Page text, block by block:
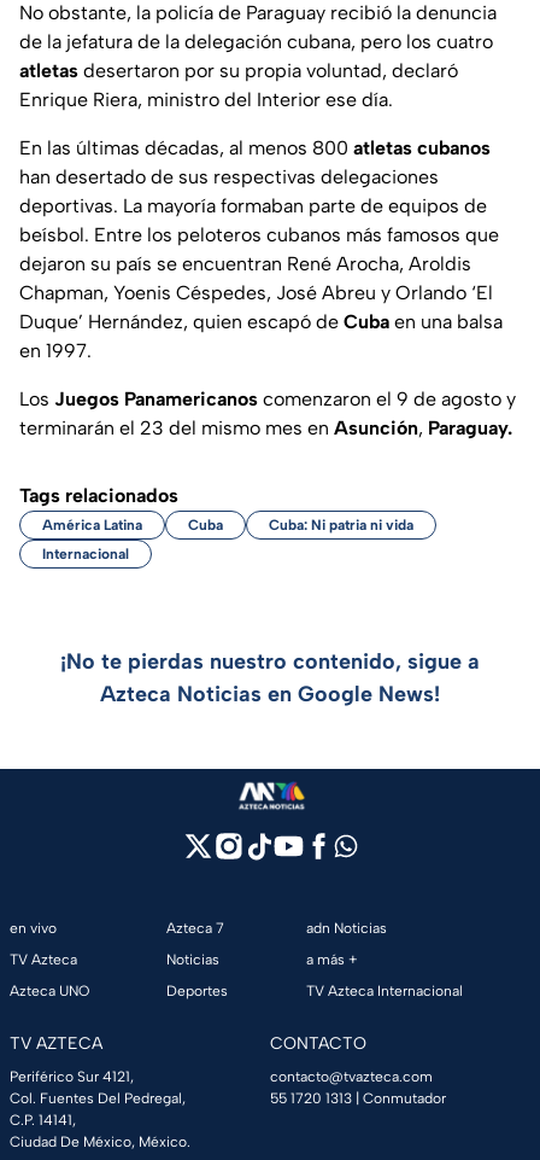
No obstante, la policía de Paraguay recibió la denuncia
de la jefatura de la delegación cubana, pero los cuatro
atletas desertaron por su propia voluntad, declaró
Enrique Riera, ministro del Interior ese día.
En las últimas décadas, al menos 800 atletas cubanos
han desertado de sus respectivas delegaciones
deportivas. La mayoría formaban parte de equipos de
beísbol. Entre los peloteros cubanos más famosos que
dejaron su país se encuentran René Arocha, Aroldis
Chapman, Yoenis Céspedes, José Abreu y Orlando ‘El
Duque’ Hernández, quien escapó de Cuba en una balsa
en 1997.
Los Juegos Panamericanos comenzaron el 9 de agosto y
terminarán el 23 del mismo mes en Asunción, Paraguay.
Tags relacionados
América Latina Cuba
Cuba: Ni patria ni vida
Internacional
¡No te pierdas nuestro contenido, sigue a
Azteca Noticias en Google News!
en vivo
TV Azteca
Azteca UNO
Azteca 7
Noticias
Deportes
adn Noticias
a más +
TV Azteca Internacional
TV AZTECA
Periférico Sur 4121,
Col. Fuentes Del Pedregal,
C.P. 14141,
Ciudad De México, México.
CONTACTO
contacto@tvazteca.com
55 1720 1313 | Conmutador